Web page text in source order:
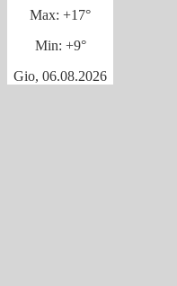
Max: +17°
Min: +9°
Gio, 06.08.2026